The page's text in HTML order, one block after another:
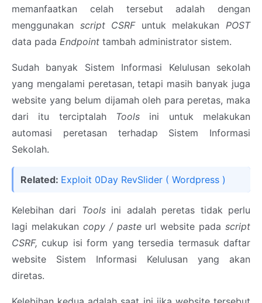
memanfaatkan celah tersebut adalah dengan
menggunakan script CSRF untuk melakukan POST
data pada Endpoint tambah administrator sistem.
Sudah banyak Sistem Informasi Kelulusan sekolah
yang mengalami peretasan, tetapi masih banyak juga
website yang belum dijamah oleh para peretas, maka
dari itu terciptalah Tools ini untuk melakukan
automasi peretasan terhadap Sistem Informasi
Sekolah.
Related: Exploit 0Day RevSlider ( Wordpress )
Kelebihan dari Tools ini adalah peretas tidak perlu
lagi melakukan copy / paste url website pada script
CSRF,cukup isi form yang tersedia termasuk daftar
website Sistem Informasi Kelulusan yang akan
diretas.